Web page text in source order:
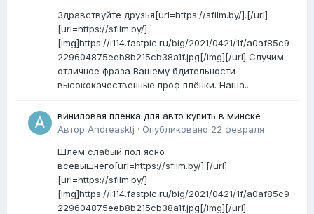
Здравствуйте друзья[url=https://sfilm.by/].[/url]
[url=https://sfilm.by/]
[img]https://i114.fastpic.ru/big/2021/0421/1f/a0af85c9
229604875eeb8b215cb38a1f.jpg[/img][/url] Случим
отличное фраза Вашему бдительности
высококачественные проф плёнки. Наша...
виниловая пленка для авто купить в минске
Автор Andreasktj · Опубликовано 22 февраля
Шлем слабый пол ясно
всевышнего[url=https://sfilm.by/].[/url]
[url=https://sfilm.by/]
[img]https://i114.fastpic.ru/big/2021/0421/1f/a0af85c9
229604875eeb8b215cb38a1f.jpg[/img][/url]